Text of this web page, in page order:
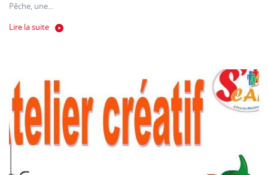
Pêche, une...
Lire la suite